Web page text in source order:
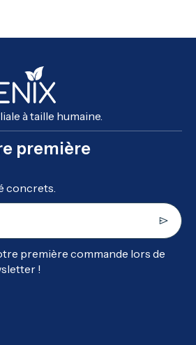
à taille humaine.
première
concrets.
première commande lors de
!